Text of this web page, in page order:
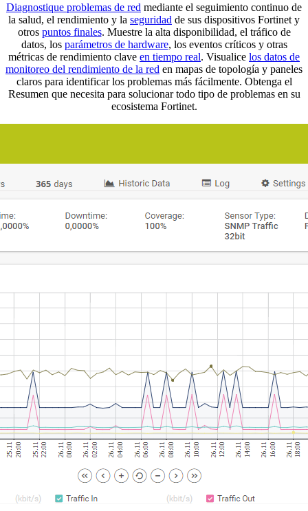
Diagnostique problemas de red mediante el seguimiento continuo de
la salud, el rendimiento y la seguridad de sus dispositivos Fortinet y
otros puntos finales. Muestre la alta disponibilidad, el tráfico de
datos, los parámetros de hardware, los eventos críticos y otras
métricas de rendimiento clave en tiempo real. Visualice los datos de
monitoreo del rendimiento de la red en mapas de topología y paneles
claros para identificar los problemas más fácilmente. Obtenga el
Resumen que necesita para solucionar todo tipo de problemas en su
ecosistema Fortinet.